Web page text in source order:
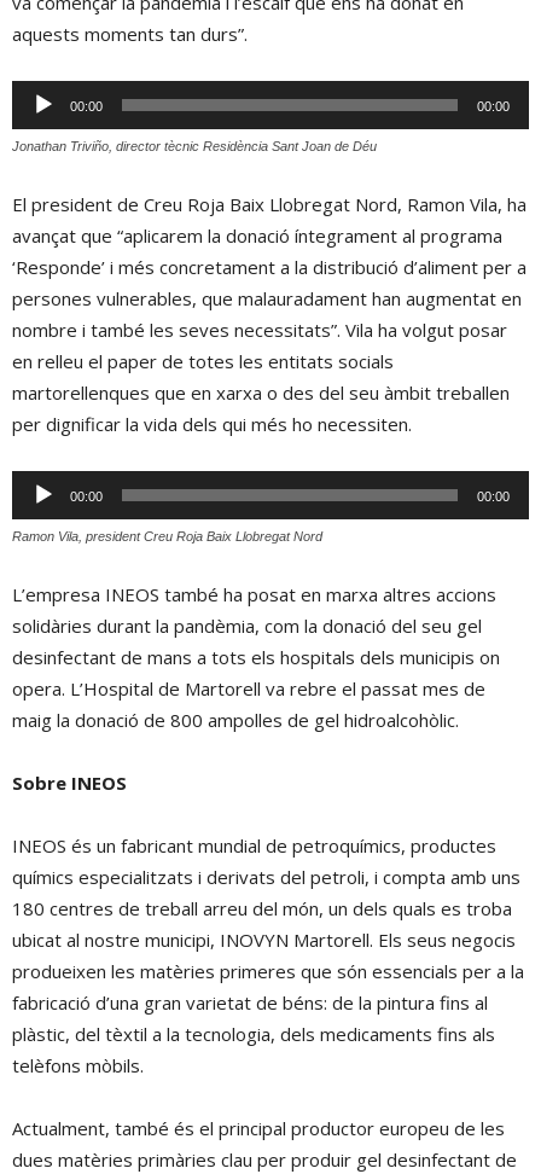
aquests moments tan durs”.
Reproductor
d'àudio
00:00 00:00
Jonathan Triviño, director tècnic Residència Sant Joan de Déu
El president de Creu Roja Baix Llobregat Nord, Ramon Vila, ha
avançat que “aplicarem la donació íntegrament al programa
‘Responde’ i més concretament a la distribució d’aliment per a
persones vulnerables, que malauradament han augmentat en
nombre i també les seves necessitats”. Vila ha volgut posar
en relleu el paper de totes les entitats socials
martorellenques que en xarxa o des del seu àmbit treballen
per dignificar la vida dels qui més ho necessiten.
Reproductor
d'àudio
00:00 00:00
Ramon Vila, president Creu Roja Baix Llobregat Nord
L’empresa INEOS també ha posat en marxa altres accions
solidàries durant la pandèmia, com la donació del seu gel
desinfectant de mans a tots els hospitals dels municipis on
opera. L’Hospital de Martorell va rebre el passat mes de
maig la donació de 800 ampolles de gel hidroalcohòlic.
Sobre INEOS
INEOS és un fabricant mundial de petroquímics, productes
químics especialitzats i derivats del petroli, i compta amb uns
180 centres de treball arreu del món, un dels quals es troba
ubicat al nostre municipi, INOVYN Martorell. Els seus negocis
produeixen les matèries primeres que són essencials per a la
fabricació d’una gran varietat de béns: de la pintura fins al
plàstic, del tèxtil a la tecnologia, dels medicaments fins als
telèfons mòbils.
Actualment, també és el principal productor europeu de les
dues matèries primàries clau per produir gel desinfectant de